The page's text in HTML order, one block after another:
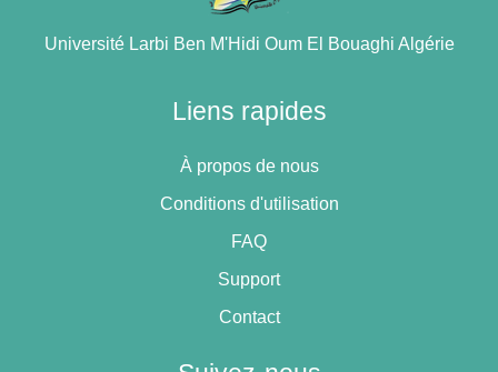
Université Larbi Ben M'Hidi Oum El Bouaghi Algérie
Liens rapides
À propos de nous
Conditions d'utilisation
FAQ
Support
Contact